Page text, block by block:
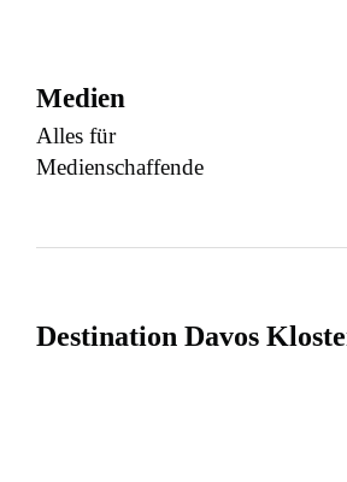
Medien
Alles für
Medienschaffende
Destination Davos